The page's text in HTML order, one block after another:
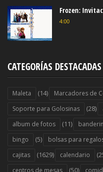
Frozen:
4:00
CATEGORÍAS DESTACADAS
Maleta (14) Marcadores de
Soporte para Golosinas (28)
album de fotos (11)
bingo (5) bolsas para
cajitas (1629) calendario
(50)